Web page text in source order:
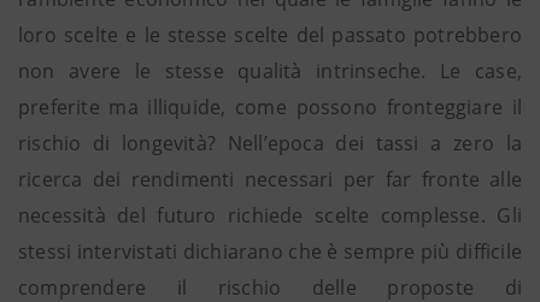
loro scelte e le stesse scelte del passato potrebbero
non avere le stesse qualità intrinseche. Le case,
preferite ma illiquide, come possono fronteggiare il
rischio di longevità? Nell’epoca dei tassi a zero la
ricerca dei rendimenti necessari per far fronte alle
necessità del futuro richiede scelte complesse. Gli
stessi intervistati dichiarano che è sempre più difficile
comprendere il rischio delle proposte di